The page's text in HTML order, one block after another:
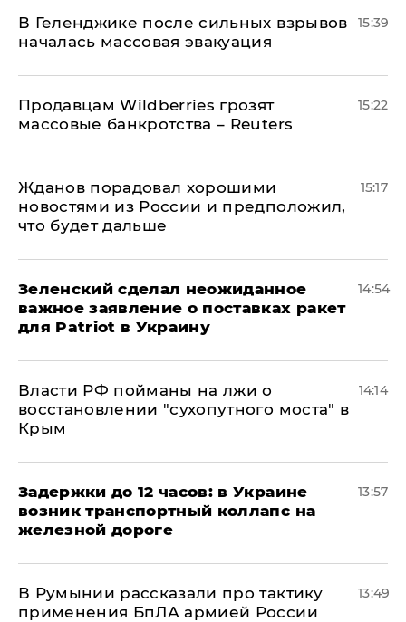
В Геленджике после сильных взрывов
началась массовая эвакуация
15:39
Продавцам Wildberries грозят
массовые банкротства – Reuters
15:22
Жданов порадовал хорошими
новостями из России и предположил,
что будет дальше
15:17
Зеленский сделал неожиданное
важное заявление о поставках ракет
для Patriot в Украину
14:54
Власти РФ пойманы на лжи о
восстановлении "сухопутного моста" в
Крым
14:14
Задержки до 12 часов: в Украине
возник транспортный коллапс на
железной дороге
13:57
В Румынии рассказали про тактику
применения БпЛА армией России
13:49